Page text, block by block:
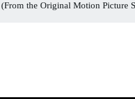
(From the Original Motion Picture